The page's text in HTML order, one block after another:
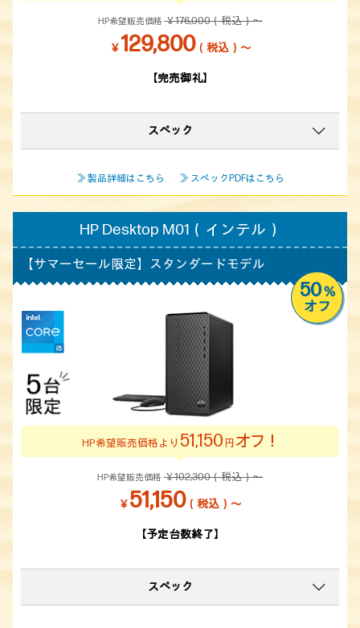
HP希望販売価格 ￥176,000（税込）～
￥129,800（税込）～
【完売御礼】
スペック
≫ 製品詳細はこちら ≫ スペックPDFはこちら
HP Desktop M01（インテル）
【サマーセール限定】 スタンダードモデル
50%
オフ
HP希望販売価格より 51,150円オフ！
HP希望販売価格 ￥102,300（税込）～
￥51,150（税込）～
【予定台数終了】
スペック